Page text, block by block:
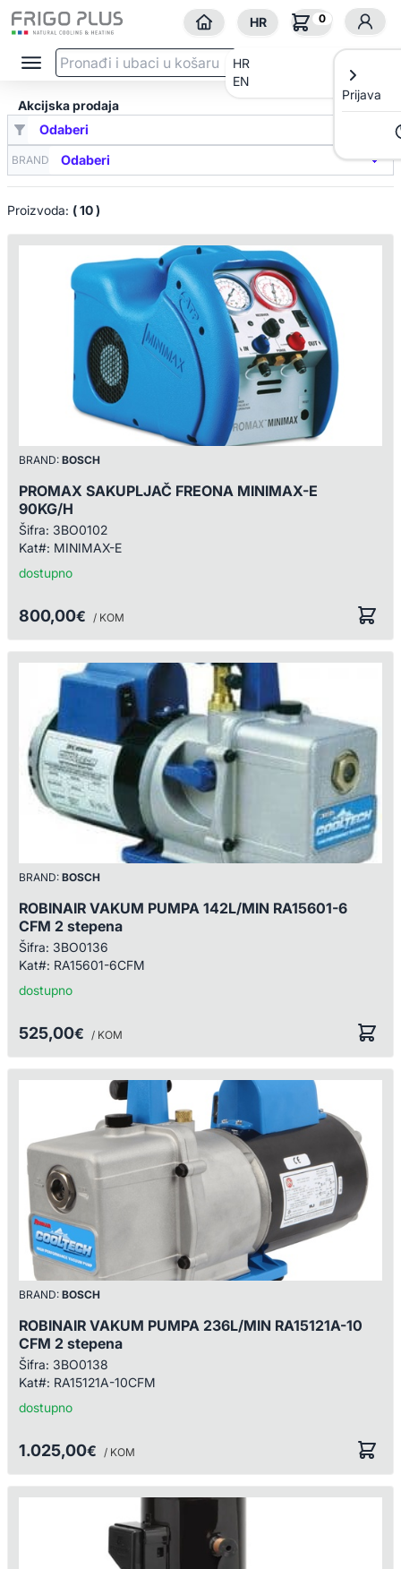
HR
HR
EN
0
Prijava
Akcijska prodaja
BRAND
Proizvoda: ( 10 )
BRAND: BOSCH
PROMAX SAKUPLJAČ FREONA MINIMAX-E
90KG/H
Šifra: 3BO0102
Kat#: MINIMAX-E
dostupno
800,00€ / KOM
BRAND: BOSCH
ROBINAIR VAKUM PUMPA 142L/MIN RA15601-6
CFM 2 stepena
Šifra: 3BO0136
Kat#: RA15601-6CFM
dostupno
525,00€ / KOM
BRAND: BOSCH
ROBINAIR VAKUM PUMPA 236L/MIN RA15121A-10
CFM 2 stepena
Šifra: 3BO0138
Kat#: RA15121A-10CFM
dostupno
1.025,00€ / KOM